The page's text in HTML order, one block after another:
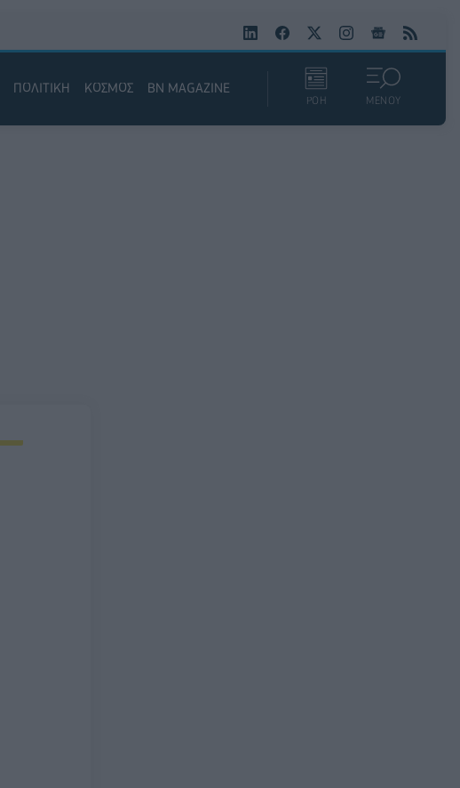
ΠΟΛΙΤΙΚΗ ΚΟΣΜΟΣ BN MAGAZINE
ΡΟΗ ΜΕΝΟΥ